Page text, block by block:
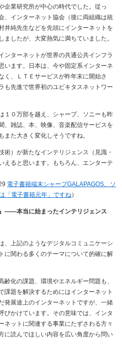
企業研究所が中心の時代でした。従っ
、インターネット協会（後に両組織は統
井純先生などを先頭にインターネットを
したが、大変熱気に満ちていました。
ターネットが世界の共通公共インフラ
います。日本は、今や固定系インターネ
く、ＬＴＥサービスが昨年末に開始さ
も先進で世界初のユビキタスネットワー
０万部を越え、シャープ、ソニーも昨
、雑誌、本、映像、音楽配信サービスを
た大きく変化しそうですね。
）が新たなインテリジェンス（見識・
えると思います。もちろん、エンターテ
電子書籍端末シャープGALAPAGOS、ソ
「電子書籍元年」ですね）
――本当に始まったインテリジェンス
上記のようなデジタルコミュニケーシ
に関わる多くのテーマについて的確に解
化の課題、環境やエネルギー問題も、
課題を解決するためにはインターネット
発展途上のインターネットですが、一緒
びかけています。その意味では、インタ
ネットに関連する事業にたずさわる方々
に読んでほしい内容を広い角度から問い